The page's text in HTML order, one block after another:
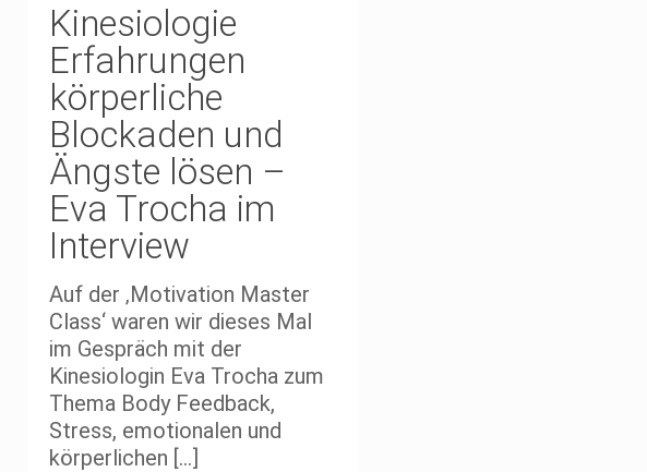
Kinesiologie
Erfahrungen
körperliche
Blockaden und
Ängste lösen –
Eva Trocha im
Interview
Auf der ‚Motivation Master
Class‘ waren wir dieses Mal
im Gespräch mit der
Kinesiologin Eva Trocha zum
Thema Body Feedback,
Stress, emotionalen und
körperlichen […]